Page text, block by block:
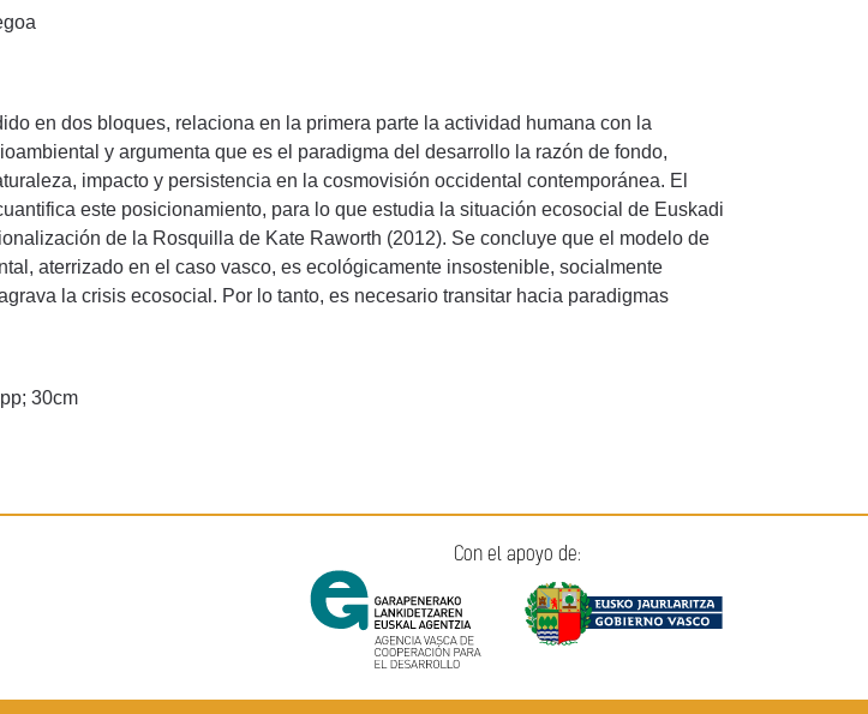
en dos bloques, relaciona en la primera parte la actividad humana con la
y argumenta que es el paradigma del desarrollo la razón de fondo,
impacto y persistencia en la cosmovisión occidental contemporánea. El
este posicionamiento, para lo que estudia la situación ecosocial de Euskadi
de la Rosquilla de Kate Raworth (2012). Se concluye que el modelo de
aterrizado en el caso vasco, es ecológicamente insostenible, socialmente
la crisis ecosocial. Por lo tanto, es necesario transitar hacia paradigmas
30cm
Con el apoyo de: